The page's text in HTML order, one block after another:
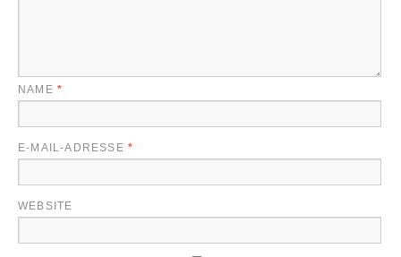
NAME *
E-MAIL-ADRESSE *
WEBSITE